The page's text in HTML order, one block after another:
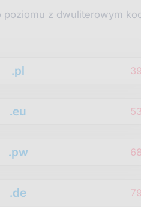
poziomu z dwuliterowym
.pl
.eu
.pw
.de